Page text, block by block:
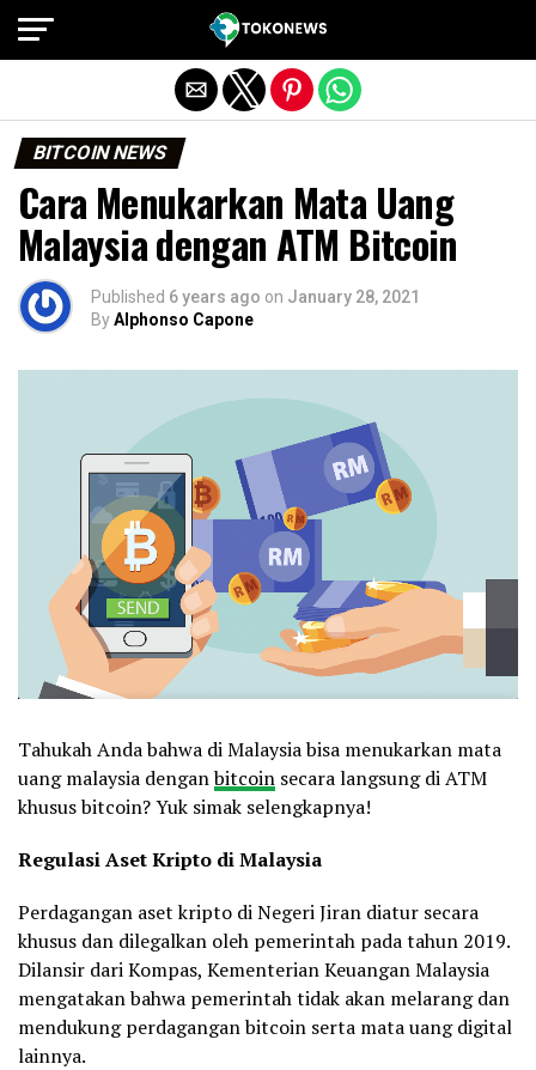
BITCOIN NEWS
Cara Menukarkan Mata Uang
Malaysia dengan ATM Bitcoin
Published 6 years ago on January 28, 2021
ByAlphonso Capone
Tahukah Anda bahwa di Malaysia bisa menukarkan mata
uang malaysia denganbitcoin secara langsung di ATM
khusus bitcoin? Yuk simak selengkapnya!
Regulasi Aset Kripto di Malaysia
Perdagangan aset kripto di Negeri Jiran diatur secara
khusus dan dilegalkan oleh pemerintah pada tahun 2019.
Dilansir dari Kompas, Kementerian Keuangan Malaysia
mengatakan bahwa pemerintah tidak akan melarang dan
mendukung perdagangan bitcoin serta mata uang digital
lainnya.
Exit mobile version